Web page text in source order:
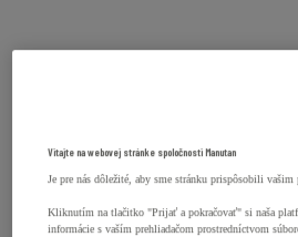
Vitajte na webovej stránke spoločnosti Manutan
Je pre nás dôležité, aby sme stránku prispôsobili vašim
Kliknutím na tlačitko "Prijať a pokračovať" si naša
informácie s vaším prehliadačom prostredníctvom